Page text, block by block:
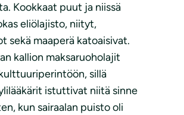
Kookkaat puut ja niissä
eliölajisto, niityt,
sekä maaperä katoaisivat.
kallion maksaruoholajit
sillä
istuttivat niitä sinne
kun sairaalan puisto oli